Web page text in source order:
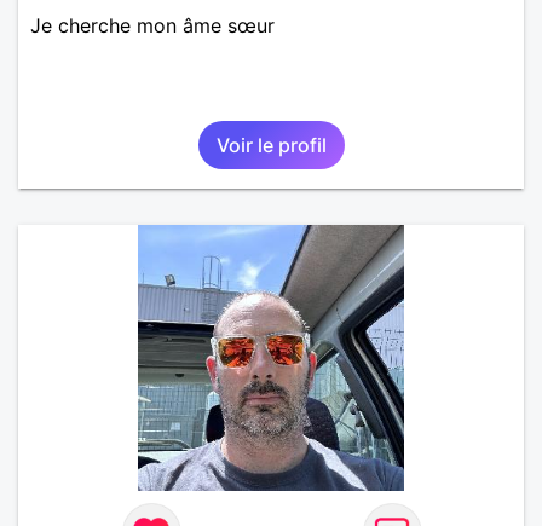
Je cherche mon âme sœur
Voir le profil